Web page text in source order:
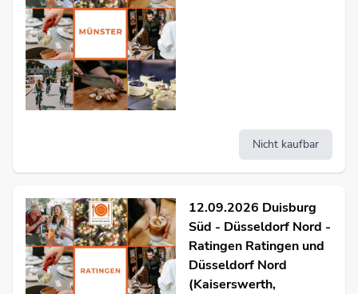
Nicht kaufbar
12.09.2026 Duisburg
Süd - Düsseldorf Nord -
Ratingen Ratingen und
Düsseldorf Nord
(Kaiserswerth,